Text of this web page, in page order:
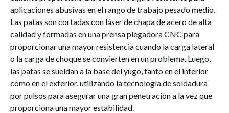
aplicaciones abusivas en el rango de trabajo pesado medio.
Las patas son cortadas con láser de chapa de acero de alta
calidad y formadas en una prensa plegadora CNC para
proporcionar una mayor resistencia cuando la carga lateral
o la carga de choque se convierten en un problema. Luego,
las patas se sueldan a la base del yugo, tanto en el interior
como en el exterior, utilizando la tecnología de soldadura
por pulsos para asegurar una gran penetración a la vez que
proporciona una mayor estabilidad.